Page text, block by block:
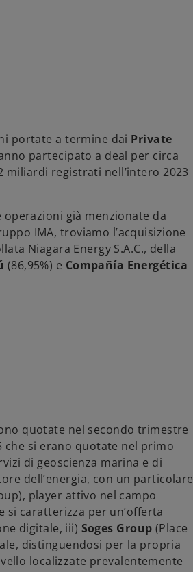
portate a termine dai Private
partecipato a deal per circa
registrati nell’intero 2023
già menzionate da
IMA, troviamo l’acquisizione
Niagara Energy S.A.C., della
(86,95%) e Compañía Energética
quotate nel secondo trimestre
che si erano quotate nel primo
di geoscienza marina e di
dell’energia, con un particolare
player attivo nel campo
si caratterizza per un’offerta
digitale, iii) Soges Group (Place
distinguendosi per la propria
localizzate prevalentemente